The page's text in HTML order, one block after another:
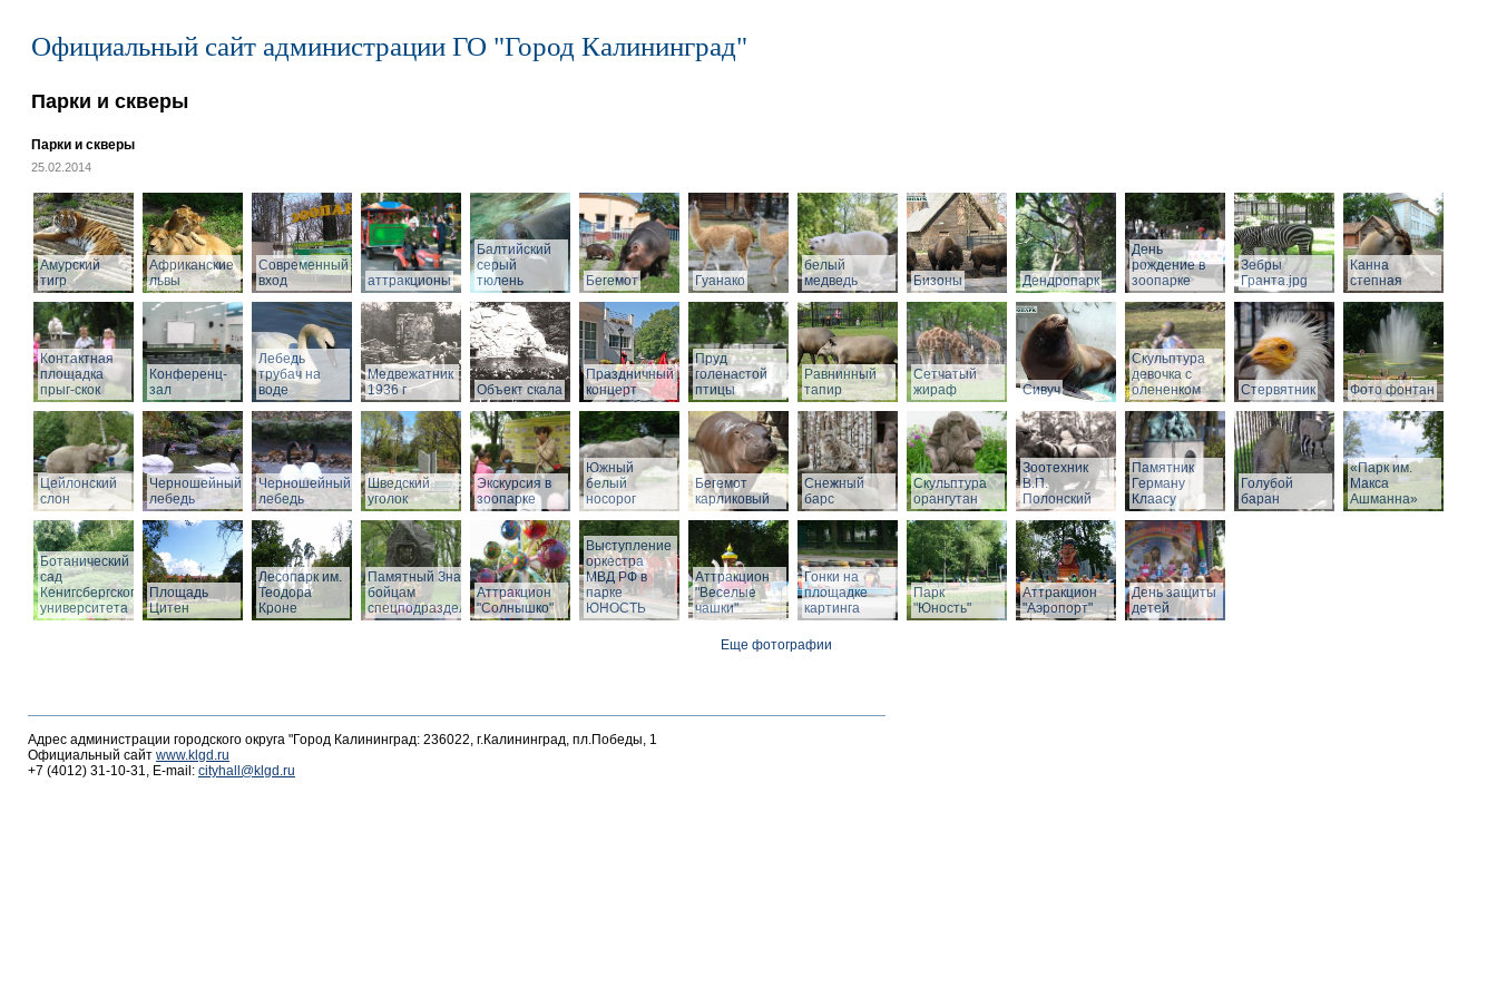
Официальный сайт администрации ГО "Город Калининград"
Парки и скверы
Парки и скверы
25.02.2014
Амурский
тигр
Африканские
львы
Современный
вход
аттракционы
Балтийский
серый
тюлень
Бегемот Гуанако
белый
медведь
Бизоны Дендропарк
День
рождение в
зоопарке
Зебры
Гранта.jpg
Канна
степная
Контактная
площадка
прыг-скок
Конференц-
зал
Лебедь
трубач на
воде
Медвежатник
1936 г
Объект скала
Праздничный
концерт
Пруд
голенастой
птицы
Равнинный
тапир
Сетчатый
жираф
Сивуч
Скульптура
девочка с
олененком
Стервятник Фото фонтан
Цейлонский
слон
Черношейный
лебедь
Черношейный
лебедь
Шведский
уголок
Экскурсия в
зоопарке
Южный
белый
носорог
Бегемот
карликовый
Снежный
барс
Скульптура
орангутан
Зоотехник
В.П.
Полонский
Памятник
Герману
Клаасу
Голубой
баран
«Парк им.
Макса
Ашманна»
Ботанический
сад
Кенигсбергского
университета
Площадь
Цитен
Лесопарк им.
Теодора
Кроне
Памятный Знак
бойцам
спецподразделений
Аттракцион
"Солнышко"
Выступление
оркестра
МВД РФ в
парке
ЮНОСТЬ
Аттракцион
"Веселые
чашки"
Гонки на
площадке
картинга
Парк
"Юность"
Аттракцион
"Аэропорт"
День защиты
детей
Еще фотографии
Адрес администрации городского округа "Город Калининград: 236022, г.Калининград, пл.Победы, 1
Официальный сайт www.klgd.ru
+7 (4012) 31-10-31, E-mail: cityhall@klgd.ru